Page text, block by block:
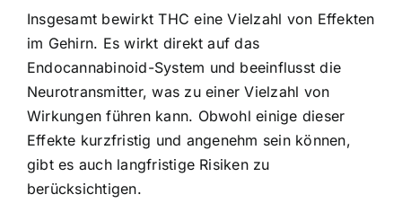
Insgesamt bewirkt THC eine Vielzahl von Effekten
im Gehirn. Es wirkt direkt auf das
Endocannabinoid-System und beeinflusst die
Neurotransmitter, was zu einer Vielzahl von
Wirkungen führen kann. Obwohl einige dieser
Effekte kurzfristig und angenehm sein können,
gibt es auch langfristige Risiken zu
berücksichtigen.